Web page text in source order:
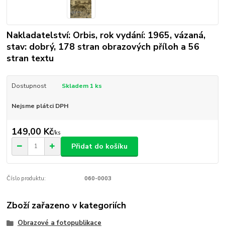
Nakladatelství: Orbis, rok vydání: 1965, vázaná,
stav: dobrý, 178 stran obrazových příloh a 56
stran textu
Dostupnost Skladem 1 ks
Nejsme plátci DPH
149,00 Kč/ks
Přidat do košíku
Číslo produktu: 060-0003
Zboží zařazeno v kategoriích
Obrazové a fotopublikace